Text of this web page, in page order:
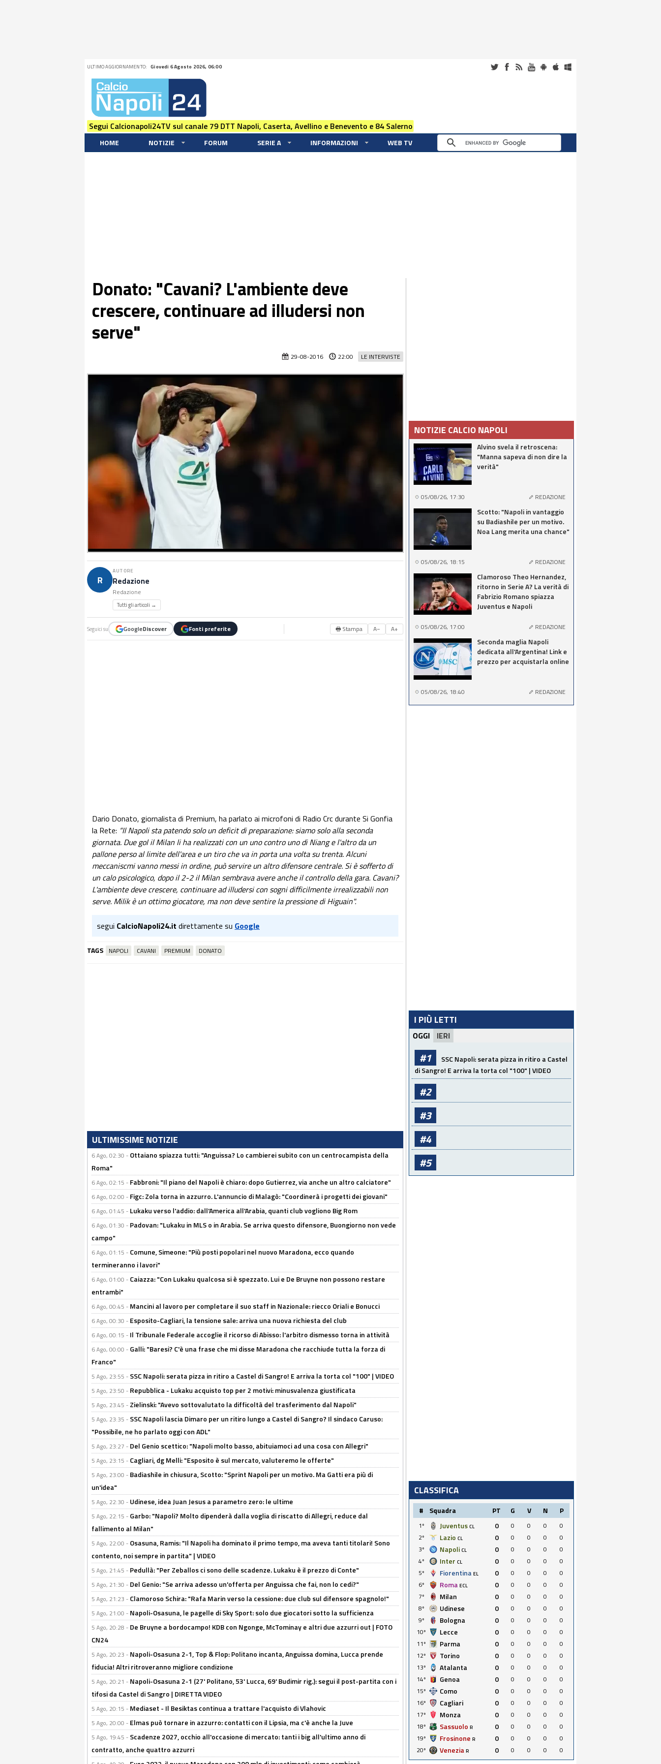
ULTIMO AGGIORNAMENTO: Giovedi 6 Agosto 2026, 06:00
Segui Calcionapoli24TV sul canale 79 DTT Napoli, Caserta, Avellino e Benevento e 84 Salerno
HOME NOTIZIE FORUM SERIE A INFORMAZIONI WEB TV
Donato: "Cavani? L'ambiente deve
crescere, continuare ad illudersi non
serve"
LE INTERVISTE
29-08-2016 22:00
R
AUTORE
Redazione
Redazione
Tutti gli articoli →
Seguici su GoogleDiscover Fonti preferite 🖶 Stampa A− A+
Dario Donato, giornalista di Premium, ha parlato ai microfoni di Radio Crc durante Si Gonfia
la Rete: “Il Napoli sta patendo solo un deficit di preparazione: siamo solo alla seconda
giornata. Due gol il Milan li ha realizzati con un uno contro uno di Niang e l'altro da un
pallone perso al limite dell'area e un tiro che va in porta una volta su trenta. Alcuni
meccaniscmi vanno messi in ordine, può servire un altro difensore centrale. Si è sofferto di
un calo psicologico, dopo il 2-2 il Milan sembrava avere anche il controllo della gara. Cavani?
L'ambiente deve crescere, continuare ad illudersi con sogni difficilmente irrealizzabili non
serve. Milik è un ottimo giocatore, ma non deve sentire la pressione di Higuain".
segui CalcioNapoli24.it direttamente su Google
TAGS NAPOLI CAVANI PREMIUM DONATO
ULTIMISSIME NOTIZIE
6 Ago, 02:30 - Ottaiano spiazza tutti: "Anguissa? Lo cambierei subito con un centrocampista della
Roma"
6 Ago, 02:15 - Fabbroni: "Il piano del Napoli è chiaro: dopo Gutierrez, via anche un altro calciatore"
6 Ago, 02:00 - Figc: Zola torna in azzurro. L'annuncio di Malagò: "Coordinerà i progetti dei giovani"
6 Ago, 01:45 - Lukaku verso l'addio: dall'America all'Arabia, quanti club vogliono Big Rom
6 Ago, 01:30 - Padovan: "Lukaku in MLS o in Arabia. Se arriva questo difensore, Buongiorno non vede
campo"
6 Ago, 01:15 - Comune, Simeone: "Più posti popolari nel nuovo Maradona, ecco quando
termineranno i lavori"
6 Ago, 01:00 - Caiazza: "Con Lukaku qualcosa si è spezzato. Lui e De Bruyne non possono restare
entrambi"
6 Ago, 00:45 - Mancini al lavoro per completare il suo staff in Nazionale: riecco Oriali e Bonucci
6 Ago, 00:30 - Esposito-Cagliari, la tensione sale: arriva una nuova richiesta del club
6 Ago, 00:15 - Il Tribunale Federale accoglie il ricorso di Abisso: l'arbitro dismesso torna in attività
6 Ago, 00:00 - Galli: "Baresi? C'è una frase che mi disse Maradona che racchiude tutta la forza di
Franco"
5 Ago, 23:55 - SSC Napoli: serata pizza in ritiro a Castel di Sangro! E arriva la torta col "100" | VIDEO
5 Ago, 23:50 - Repubblica - Lukaku acquisto top per 2 motivi: minusvalenza giustificata
5 Ago, 23:45 - Zielinski: "Avevo sottovalutato la difficoltà del trasferimento dal Napoli"
5 Ago, 23:35 - SSC Napoli lascia Dimaro per un ritiro lungo a Castel di Sangro? Il sindaco Caruso:
"Possibile, ne ho parlato oggi con ADL"
5 Ago, 23:27 - Del Genio scettico: "Napoli molto basso, abituiamoci ad una cosa con Allegri"
5 Ago, 23:15 - Cagliari, dg Melli: "Esposito è sul mercato, valuteremo le offerte"
5 Ago, 23:00 - Badiashile in chiusura, Scotto: "Sprint Napoli per un motivo. Ma Gatti era più di
un'idea"
5 Ago, 22:30 - Udinese, idea Juan Jesus a parametro zero: le ultime
5 Ago, 22:15 - Garbo: "Napoli? Molto dipenderà dalla voglia di riscatto di Allegri, reduce dal
fallimento al Milan"
5 Ago, 22:00 - Osasuna, Ramis: "Il Napoli ha dominato il primo tempo, ma aveva tanti titolari! Sono
contento, noi sempre in partita" | VIDEO
5 Ago, 21:45 - Pedullà: "Per Zeballos ci sono delle scadenze. Lukaku è il prezzo di Conte"
5 Ago, 21:30 - Del Genio: "Se arriva adesso un'offerta per Anguissa che fai, non lo cedi?"
5 Ago, 21:23 - Clamoroso Schira: "Rafa Marin verso la cessione: due club sul difensore spagnolo!"
5 Ago, 21:00 - Napoli-Osasuna, le pagelle di Sky Sport: solo due giocatori sotto la sufficienza
5 Ago, 20:28 - De Bruyne a bordocampo! KDB con Ngonge, McTominay e altri due azzurri out | FOTO
CN24
5 Ago, 20:23 - Napoli-Osasuna 2-1, Top & Flop: Politano incanta, Anguissa domina, Lucca prende
fiducia! Altri ritroveranno migliore condizione
5 Ago, 20:21 - Napoli-Osasuna 2-1 (27' Politano, 53' Lucca, 69' Budimir rig.): segui il post-partita con i
tifosi da Castel di Sangro | DIRETTA VIDEO
5 Ago, 20:15 - Mediaset - Il Besiktas continua a trattare l'acquisto di Vlahovic
5 Ago, 20:00 - Elmas può tornare in azzurro: contatti con il Lipsia, ma c'è anche la Juve
5 Ago, 19:45 - Scadenze 2027, occhio all'occasione di mercato: tanti i big all'ultimo anno di
contratto, anche quattro azzurri
NOTIZIE CALCIO NAPOLI
Alvino svela il retroscena:
"Manna sapeva di non dire la
verità"
05/08/26, 17:30 REDAZIONE
Scotto: "Napoli in vantaggio
su Badiashile per un motivo.
Noa Lang merita una chance"
05/08/26, 18:15 REDAZIONE
Clamoroso Theo Hernandez,
ritorno in Serie A? La verità di
Fabrizio Romano spiazza
Juventus e Napoli
05/08/26, 17:00 REDAZIONE
Seconda maglia Napoli
dedicata all'Argentina! Link e
prezzo per acquistarla online
05/08/26, 18:40 REDAZIONE
I PIÙ LETTI
OGGI IERI
#1
SSC Napoli: serata pizza in ritiro a Castel
di Sangro! E arriva la torta col "100" | VIDEO
#2
#3
#4
#5
CLASSIFICA
# Squadra PT G V N P
1º Juventus CL 0 0 0 0
0
2º
Lazio CL 0 0 0 0
0
3º
Napoli CL 0 0 0 0
0
4º
Inter CL 0 0 0 0
0
5º
Fiorentina EL 0 0 0 0
0
6º
Roma ECL 0 0 0 0
0
7º
Milan 0 0 0 0
0
8º
Udinese 0 0 0 0
0
9º
Bologna 0 0 0 0
0
10º
Lecce 0 0 0 0
0
11º
Parma 0 0 0 0
0
12º
Torino 0 0 0 0
0
13º
Atalanta 0 0 0 0
0
14º
Genoa 0 0 0 0
0
15º
Como 0 0 0 0
0
16º
Cagliari 0 0 0 0
0
17º
Monza 0 0 0 0
0
18º
Sassuolo R 0 0 0 0
0
19º
Frosinone R 0 0 0 0
0
20º
Venezia R 0 0 0 0 0